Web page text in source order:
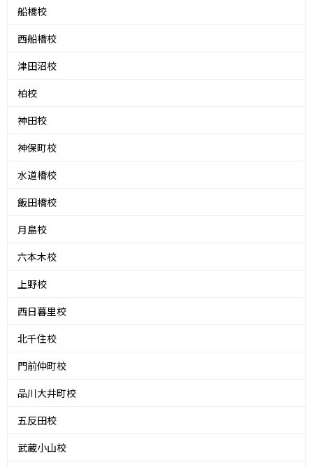
船橋校
西船橋校
津田沼校
柏校
神田校
神保町校
水道橋校
飯田橋校
月島校
六本木校
上野校
西日暮里校
北千住校
門前仲町校
品川大井町校
五反田校
武蔵小山校